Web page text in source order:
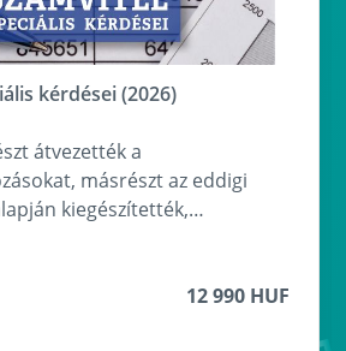
kérdései (2026)
átvezették a
másrészt az eddigi
kiegészítették,
12 990 HUF